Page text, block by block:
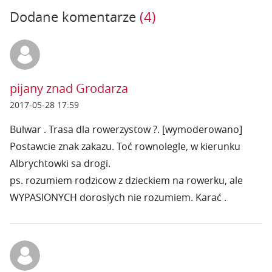
Dodane komentarze (4)
pijany znad Grodarza
2017-05-28 17:59
Bulwar . Trasa dla rowerzystow ?. [wymoderowano]
Postawcie znak zakazu. Toć rownolegle, w kierunku
Albrychtowki sa drogi.
ps. rozumiem rodzicow z dzieckiem na rowerku, ale
WYPASIONYCH doroslych nie rozumiem. Karać .